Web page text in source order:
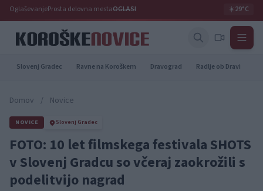
OglaševanjeProsta delovna mestaOGLASI ☀️29°C
Slovenj Gradec Ravne na Koroškem Dravograd Radlje ob Dravi
Domov / Novice
NOVICE Slovenj Gradec
FOTO: 10 let filmskega festivala SHOTS
v Slovenj Gradcu so včeraj zaokrožili s
podelitvijo nagrad